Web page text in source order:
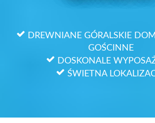
DREWNIANE GÓRALSKIE
GOŚCINNE
DOSKONALE
ŚWIETNA